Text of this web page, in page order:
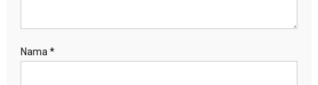
Nama *